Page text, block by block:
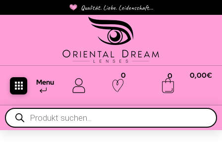
Qualität. Liebe. Leidenschaft...
Menu
0 0 0,00€
Products
search